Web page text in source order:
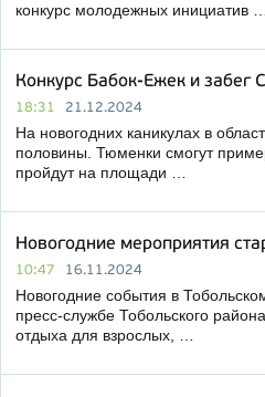
конкурс молодежных инициатив …
Конкурс Бабок-Ежек и забег
18:31 21.12.2024
На новогодних каникулах в
половины. Тюменки смогут
пройдут на площади …
Новогодние мероприятия
10:47 16.11.2024
Новогодние события в
пресс-службе Тобольского
отдыха для взрослых, …